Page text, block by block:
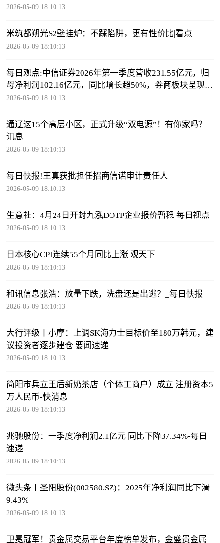
2026-05-09 18:10:13
米筑都朔光S2壁挂炉：不踩陷阱，更有性价比|看点
2026-05-09 18:10:13
每日观点:中信证券2026年第一季度营收231.55亿元，归
母净利润102.16亿元，同比增长超50%，券商板块呈现极
低估值、业绩爆发、并购催化多重共振
2026-05-09 18:10:13
通辽这15个高层小区，正式升级“双电源”！有你家吗？_
讯息
2026-05-09 18:10:13
每日快报!王真获批担任招商信诺审计责任人
2026-05-09 18:10:13
生意社：4月24日开封九泓DOTP企业报价暂稳 每日视点
2026-05-09 18:10:13
日本核心CPI连续55个月同比上涨 观天下
2026-05-09 18:10:13
和讯信息张浩：放量下跌，洗盘还是出逃？_每日快报
2026-05-09 18:10:13
大行评级丨小摩：上调SK海力士目标价至180万韩元，建
议投资者逐步建仓 要闻速递
2026-05-09 18:10:13
简阳市兵立王后新奶茶店（个体工商户）成立 注册资本5
万人民币-快消息
2026-05-09 18:10:13
兆驰股份：一季度净利润2.1亿元 同比下降37.34%-每日
速递
2026-05-09 18:10:13
微头条丨圣阳股份(002580.SZ)：2025年净利润同比下滑
9.43%
2026-05-09 18:10:13
卫冕冠军！贵金属交易平台年度榜单发布，金盛贵金属